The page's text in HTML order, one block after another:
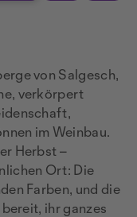
von Salgesch,
verkörpert
im Weinbau.
Herbst –
Ort: Die
Farben, und die
ihr ganzes